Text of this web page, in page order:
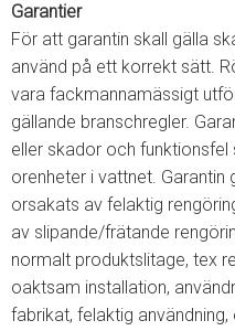
Garantier
För att garantin skall gälla
använd på ett korrekt sätt.
vara fackmannamässigt
gällande branschregler.
eller skador och
orenheter i vattnet. Garantin
orsakats av felaktig
av slipande/frätande
normalt produktslitage, tex
oaktsam installation,
fabrikat, felaktig